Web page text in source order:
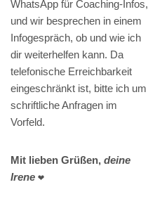
WhatsApp für Coaching-Infos,
und wir besprechen in einem
Infogespräch, ob und wie ich
dir weiterhelfen kann. Da
telefonische Erreichbarkeit
eingeschränkt ist, bitte ich um
schriftliche Anfragen im
Vorfeld.
Mit lieben Grüßen, deine
Irene ❤️